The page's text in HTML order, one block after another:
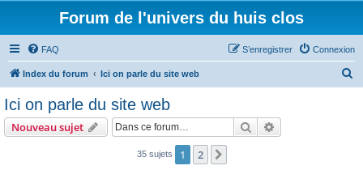
Forum de l'univers du huis clos
FAQ Connexion
S’enregistrer
Index du forum Ici on parle du site web
Ici on parle du site web
Nouveau sujet Rechercher
35 sujets 1 2